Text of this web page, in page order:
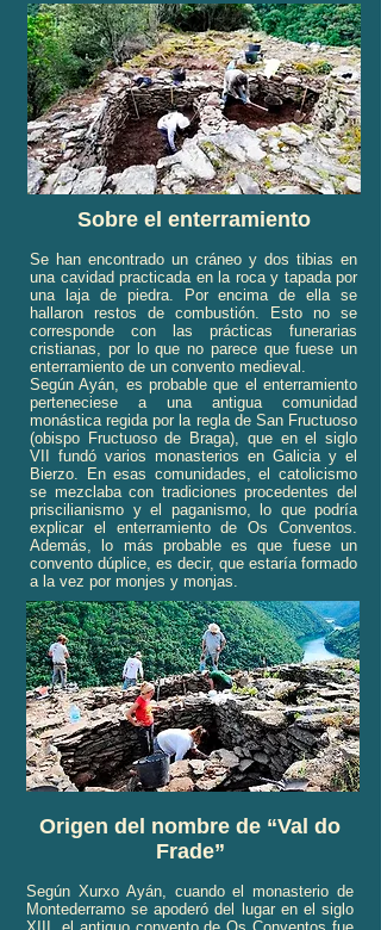
Sobre el enterramiento
Se han encontrado un cráneo y dos tibias en
una cavidad practicada en la roca y tapada por
una laja de piedra. Por encima de ella se
hallaron restos de combustión. Esto no se
corresponde con las prácticas funerarias
cristianas, por lo que no parece que fuese un
enterramiento de un convento medieval.
Según Ayán, es probable que el enterramiento
perteneciese a una antigua comunidad
monástica regida por la regla de San Fructuoso
(obispo Fructuoso de Braga), que en el siglo
VII fundó varios monasterios en Galicia y el
Bierzo. En esas comunidades, el catolicismo
se mezclaba con tradiciones procedentes del
priscilianismo y el paganismo, lo que podría
explicar el enterramiento de Os Conventos.
Además, lo más probable es que fuese un
convento dúplice, es decir, que estaría formado
a la vez por monjes y monjas.
Origen del nombre de “Val do
Frade”
Según Xurxo Ayán, cuando el monasterio de
Montederramo se apoderó del lugar en el siglo